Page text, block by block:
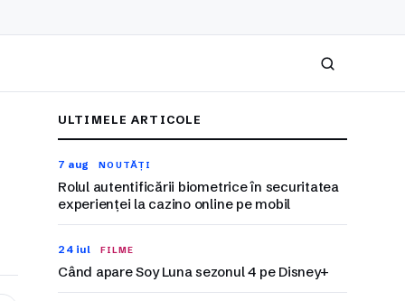
Caută
ULTIMELE ARTICOLE
7 aug NOUTĂȚI
Rolul autentificării biometrice în securitatea
experienței la cazino online pe mobil
24 iul FILME
Când apare Soy Luna sezonul 4 pe Disney+